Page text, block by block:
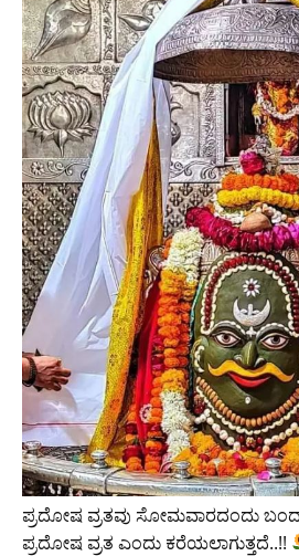
ಪ್ರದೋಷ ವ್ರತವು ಸೋಮವಾರದಂದು
ಪ್ರದೋಷ ವ್ರತ ಎಂದು ಕರೆಯಲಾಗುತ್ತದೆ..!!